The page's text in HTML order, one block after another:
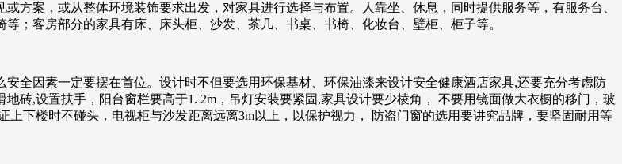
方案，或从整体环境装饰要求出发，对家具进行选择与布置。人靠坐、休息，同时提供服务等，有服务台、
；客房部分的家具有床、床头柜、沙发、茶几、书桌、书椅、化妆台、壁柜、柜子等。
全因素一定要摆在首位。设计时不但要选用环保基材、环保油漆来设计安全健康酒店家具,还要充分考虑防
砖,设置扶手，阳台窗栏要高于1. 2m，吊灯安装要紧固,家具设计要少棱角， 不要用镜面做大衣橱的移门，玻
下楼时不碰头，电视柜与沙发距离远离3m以上，以保护视力， 防盗门窗的选用要讲究品牌，要坚固耐用等